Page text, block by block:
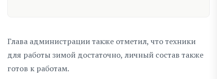
Глава администрации также отметил, что техники
для работы зимой достаточно, личный состав также
готов к работам.